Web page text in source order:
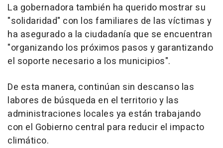
La gobernadora también ha querido mostrar su
"solidaridad" con los familiares de las víctimas y
ha asegurado a la ciudadanía que se encuentran
"organizando los próximos pasos y garantizando
el soporte necesario a los municipios".
De esta manera, continúan sin descanso las
labores de búsqueda en el territorio y las
administraciones locales ya están trabajando
con el Gobierno central para reducir el impacto
climático.